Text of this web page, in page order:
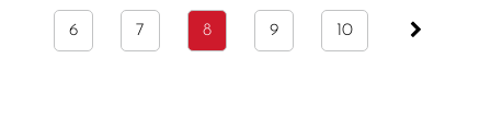
6 7 8 9 10